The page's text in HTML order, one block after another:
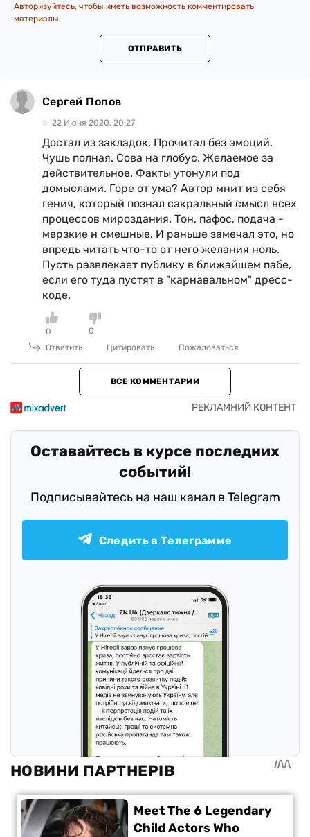
Авторизуйтесь, чтобы иметь возможность комментировать
материалы
ОТПРАВИТЬ
Сергей Попов
22 Июня 2020, 20:27
Достал из закладок. Прочитал без эмоций.
Чушь полная. Сова на глобус. Желаемое за
действительное. Факты утонули под
домыслами. Горе от ума? Автор мнит из себя
гения, который познал сакральный смысл всех
процессов мироздания. Тон, пафос, подача -
мерзкие и смешные. И раньше замечал это, но
впредь читать что-то от него желания ноль.
Пусть развлекает публику в ближайшем пабе,
если его туда пустят в "карнавальном" дресс-
коде.
0
0
Ответить
Цитировать Пожаловаться
ВСЕ КОММЕНТАРИИ
Оставайтесь в курсе последних
событий!
Подписывайтесь на наш канал в Telegram
Следить в Телеграмме